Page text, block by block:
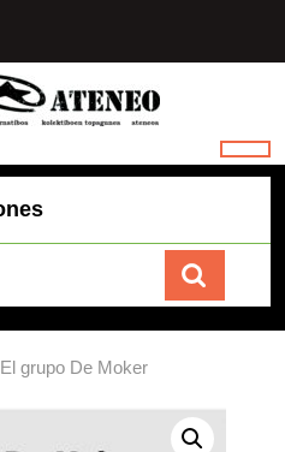
Carrito
grupo De Moker